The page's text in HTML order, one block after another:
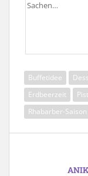
Sachen…
Buffetidee
Erdbeerzeit
Rhabarber-Saison